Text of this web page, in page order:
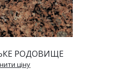
РОДОВИЩЕ
ціну